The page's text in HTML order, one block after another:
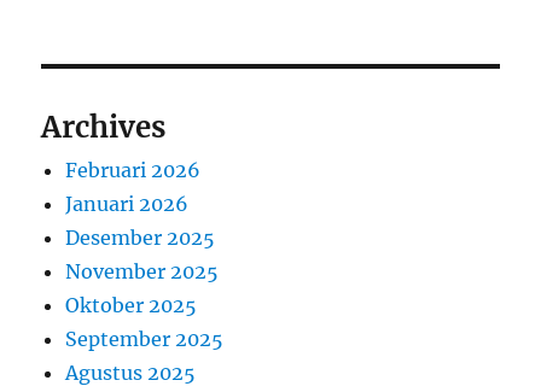
Archives
Februari 2026
Januari 2026
Desember 2025
November 2025
Oktober 2025
September 2025
Agustus 2025